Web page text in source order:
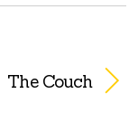
The Couch